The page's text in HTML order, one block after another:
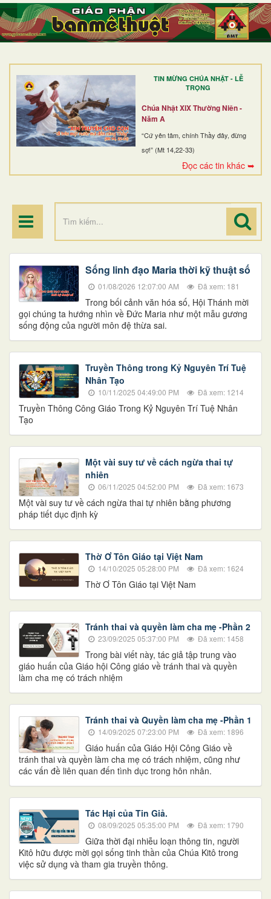
TIN MỪNG CHÚA NHẬT - LỄ
TRỌNG
Chúa Nhật XIX Thường Niên -
Năm A
“Cứ yên tâm, chính Thầy đây, đừng
sợ!” (Mt 14,22-33)
Đọc các tin khác ➥
TRANG NHẤT
GIỚI THIỆU
DÒNG TU
BAN MỤC VỤ
ĐOÀN THỂ CG
ĐIỂM HÀNH HƯƠNG
Sống linh đạo Maria thời kỹ thuật số
01/08/2026 12:07:00 AM Đã xem: 181
Trong bối cảnh văn hóa số, Hội Thánh mời
gọi chúng ta hướng nhìn về Đức Maria như một mẫu gương
sống động của người môn đệ thừa sai.
Truyền Thông trong Kỷ Nguyên Trí Tuệ
Nhân Tạo
10/11/2025 04:49:00 PM Đã xem: 1214
Truyền Thông Công Giáo Trong Kỷ Nguyên Trí Tuệ Nhân
Tạo
Một vài suy tư về cách ngừa thai tự
nhiên
06/11/2025 04:52:00 PM Đã xem: 1673
Một vài suy tư về cách ngừa thai tự nhiên bằng phương
pháp tiết dục định kỳ
Thờ Ơ Tôn Giáo tại Việt Nam
14/10/2025 05:28:00 PM Đã xem: 1624
Thờ Ơ Tôn Giáo tại Việt Nam
Tránh thai và quyền làm cha mẹ -Phần 2
23/09/2025 05:37:00 PM Đã xem: 1458
Trong bài viết này, tác giả tập trung vào
giáo huấn của Giáo hội Công giáo về tránh thai và quyền
làm cha mẹ có trách nhiệm
Tránh thai và Quyền làm cha mẹ -Phần 1
14/09/2025 07:23:00 PM Đã xem: 1896
Giáo huấn của Giáo Hội Công Giáo về
tránh thai và quyền làm cha mẹ có trách nhiệm, cũng như
các vấn đề liên quan đến tình dục trong hôn nhân.
Tác Hại của Tin Giả.
08/09/2025 05:35:00 PM Đã xem: 1790
Giữa thời đại nhiễu loạn thông tin, người
Kitô hữu được mời gọi sống tinh thần của Chúa Kitô trong
việc sử dụng và tham gia truyền thông.